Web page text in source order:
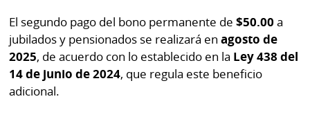
Lotería
Kiosko
digital
Luctuosas
Notas
al
lector
El segundo pago del bono permanente de$50.00 a
jubilados y pensionados se realizará enagosto de
2025, de acuerdo con lo establecido en la Ley 438 del
14 de junio de 2024, que regula este beneficio
adicional.